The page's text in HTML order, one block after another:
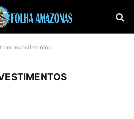
em investimentos"